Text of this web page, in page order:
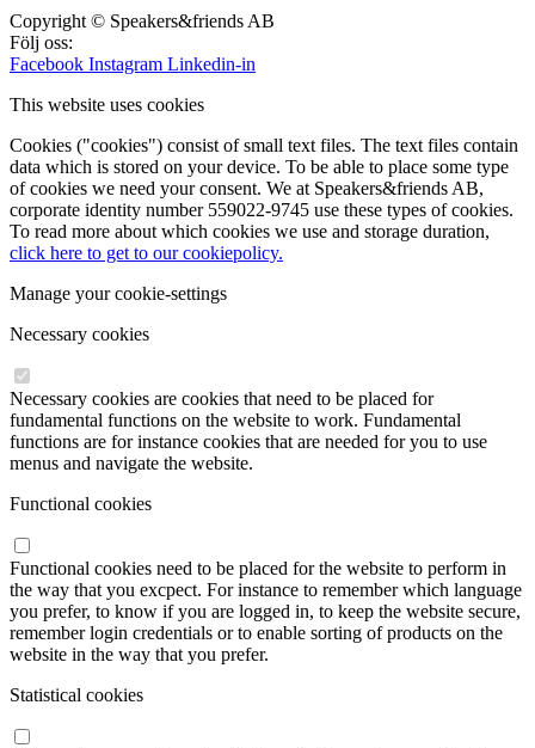
Copyright © Speakers&friends AB
Följ oss:
Facebook Instagram Linkedin-in
This website uses cookies
Cookies ("cookies") consist of small text files. The text files contain
data which is stored on your device. To be able to place some type
of cookies we need your consent. We at Speakers&friends AB,
corporate identity number 559022-9745 use these types of cookies.
To read more about which cookies we use and storage duration,
click here to get to our cookiepolicy.
Manage your cookie-settings
Necessary cookies
Necessary cookies are cookies that need to be placed for
fundamental functions on the website to work. Fundamental
functions are for instance cookies that are needed for you to use
menus and navigate the website.
Functional cookies
Functional cookies need to be placed for the website to perform in
the way that you excpect. For instance to remember which language
you prefer, to know if you are logged in, to keep the website secure,
remember login credentials or to enable sorting of products on the
website in the way that you prefer.
Statistical cookies